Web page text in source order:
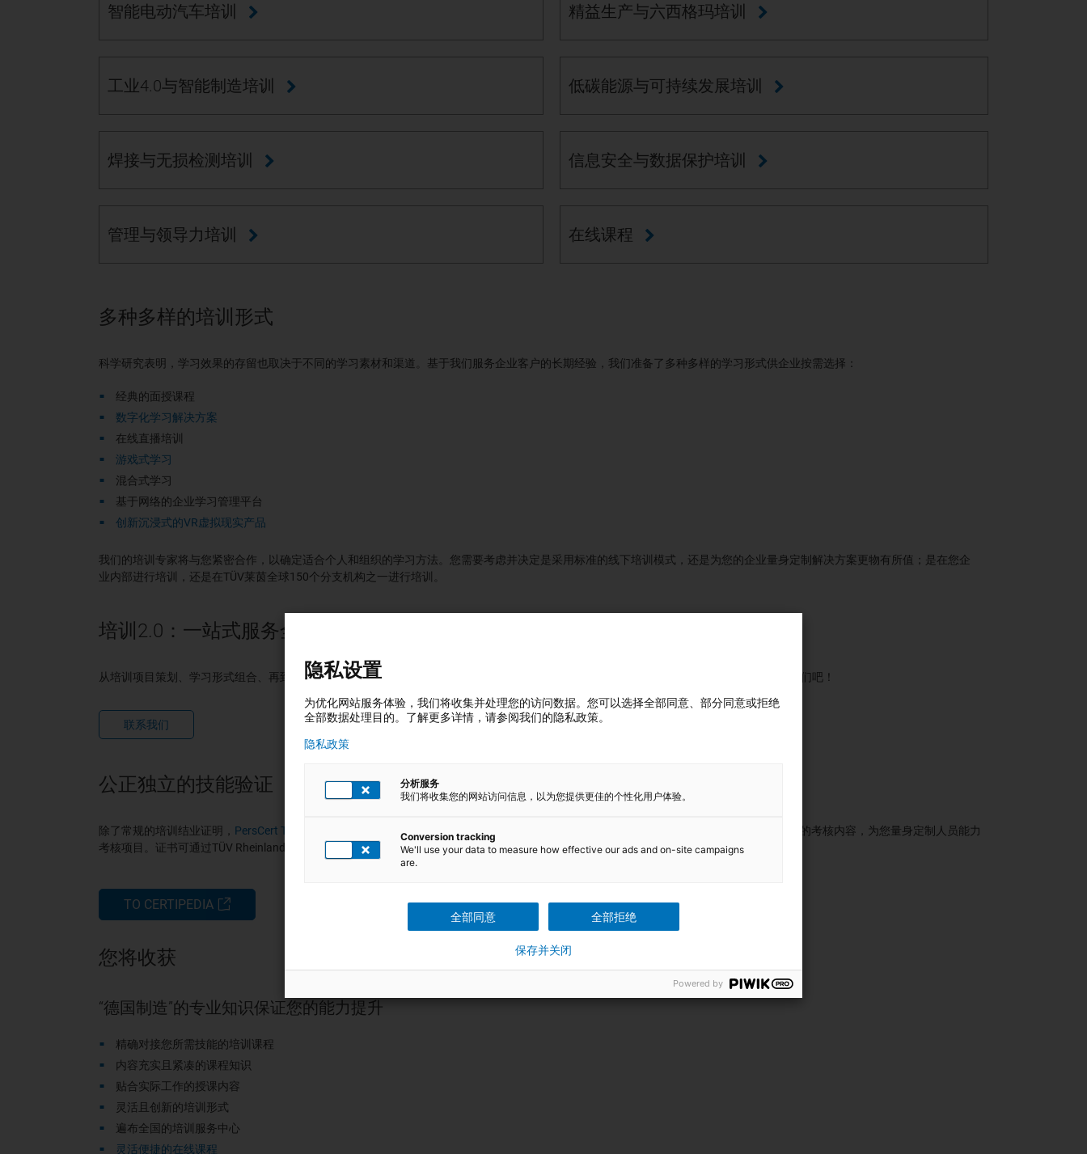
智能电动汽车培训 精益生产与六西格玛培训
工业4.0与智能制造培训 低碳能源与可持续发展培训
焊接与无损检测培训 信息安全与数据保护培训
管理与领导力培训 在线课程
多种多样的培训形式
科学研究表明，学习效果的存留也取决于不同的学习素材和渠道。基于我们服务企业客户的长期经验，我们准备了多种多样的学习形式供企业按需选择：
经典的面授课程
数字化学习解决方案
在线直播培训
游戏式学习
混合式学习
基于网络的企业学习管理平台
创新沉浸式的VR虚拟现实产品
我们的培训专家将与您紧密合作，以确定适合个人和组织的学习方法。您需要考虑并决定是采用标准的线下培训模式，还是为您的企业量身定制解决方案更物有所值；是在您企
业内部进行培训，还是在TÜV莱茵全球150个分支机构之一进行培训。
培训2.0：一站式服务全搞定
从培训项目策划、学习形式组合、再到培训实施、考试测评到最后的效果评估乃至知识更新学习计划，我们都能助您一站搞定，马上就联系我们吧！
联系我们
公正独立的技能验证
除了常规的培训结业证明， PersCert TÜV
可通过国际公认的资格认证考核来确认相关人员的技能水准。我们将按照国际认可的框架，加以合适的考核内容，为您量身定制人员能力
考核项目。证书可通过TÜV Rheinland全球证书查询平台
Certipedia公开展示，向全球证明企业专业水准及人员技能水平。
TO CERTIPEDIA
您将收获
“德国制造”的专业知识保证您的能力提升
精确对接您所需技能的培训课程
内容充实且紧凑的课程知识
贴合实际工作的授课内容
灵活且创新的培训形式
遍布全国的培训服务中心
灵活便捷的在线课程
隐私设置
为优化网站服务体验，我们将收集并处理您的访问数据。您可以选择全部同意、部分同意或拒绝
全部数据处理目的。了解更多详情，请参阅我们的隐私政策。
隐私政策
分析服务
我们将收集您的网站访问信息，以为您提供更佳的个性化用户体验。
Conversion tracking
We'll use your data to measure how effective our ads and on-site campaigns
are.
全部同意 全部拒绝
保存并关闭
Powered by